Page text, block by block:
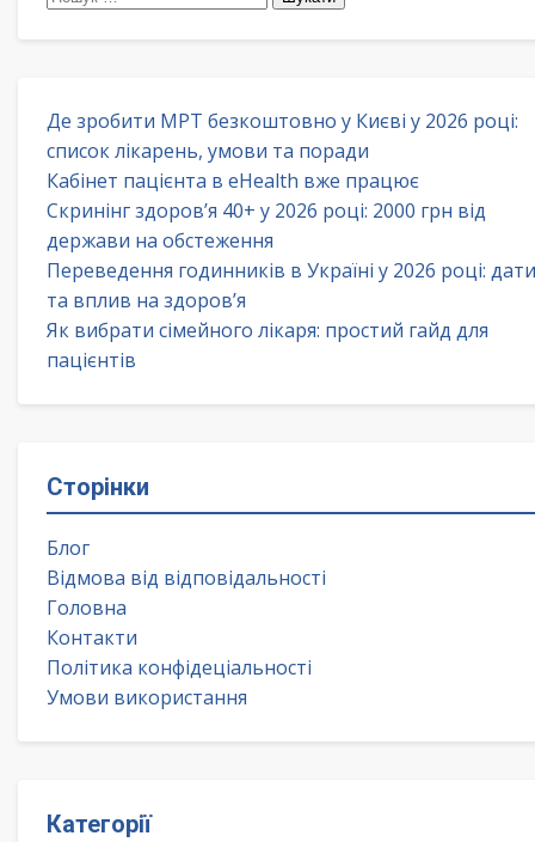
Де зробити МРТ безкоштовно у Києві у 2026 році:
список лікарень, умови та поради
Кабінет пацієнта в eHealth вже працює
Скринінг здоров’я 40+ у 2026 році: 2000 грн від
держави на обстеження
Переведення годинників в Україні у 2026 році: дати
та вплив на здоров’я
Як вибрати сімейного лікаря: простий гайд для
пацієнтів
Сторінки
Блог
Відмова від відповідальності
Головна
Контакти
Політика конфідеціальності
Умови використання
Категорії